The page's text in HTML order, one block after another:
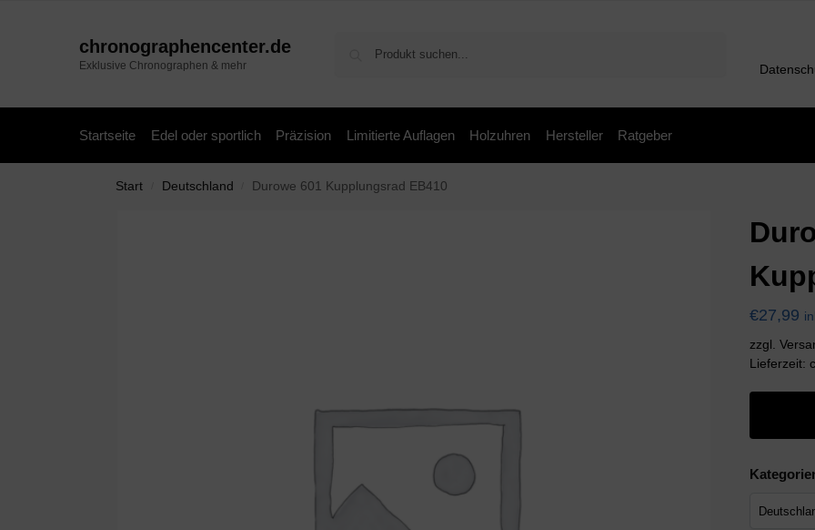
chronographencenter.de
Exklusive Chronographen & mehr
Startseite Edel oder sportlich Präzision Limitierte Auflagen Holzuhren Hersteller Ratgeber
Start Deutschland Durowe 601 Kupplungsrad EB410
€27,99
zzgl.
Lieferzeit: